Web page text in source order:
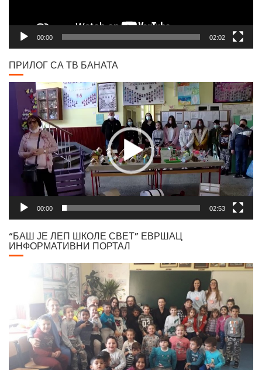
00:00 02:02
ПРИЛОГ СА ТВ БАНАТА
Video
00:00 02:53
“БАШ ЈЕ ЛЕП ШКОЛЕ СВЕТ” ЕВРШАЦ
ИНФОРМАТИВНИ ПОРТАЛ